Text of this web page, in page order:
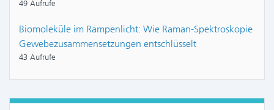
49 Aufrufe
Biomoleküle im Rampenlicht: Wie Raman-Spektroskopie
Gewebezusammensetzungen entschlüsselt
43 Aufrufe